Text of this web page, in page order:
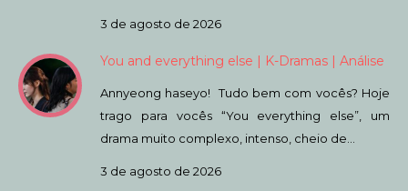
3 de agosto de 2026
You and everything else | K-Dramas | Análise
Annyeong haseyo! Tudo bem com vocês? Hoje
trago para vocês “You everything else”, um
drama muito complexo, intenso, cheio de…
3 de agosto de 2026